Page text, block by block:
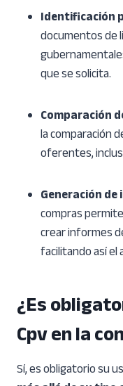
Identificación
documentos de
que se solicita.
Comparación
la comparación
oferentes,
Generación
compras
crear informes
facilitando así el
¿Es
Cpv en la
Sí, es obligatorio su